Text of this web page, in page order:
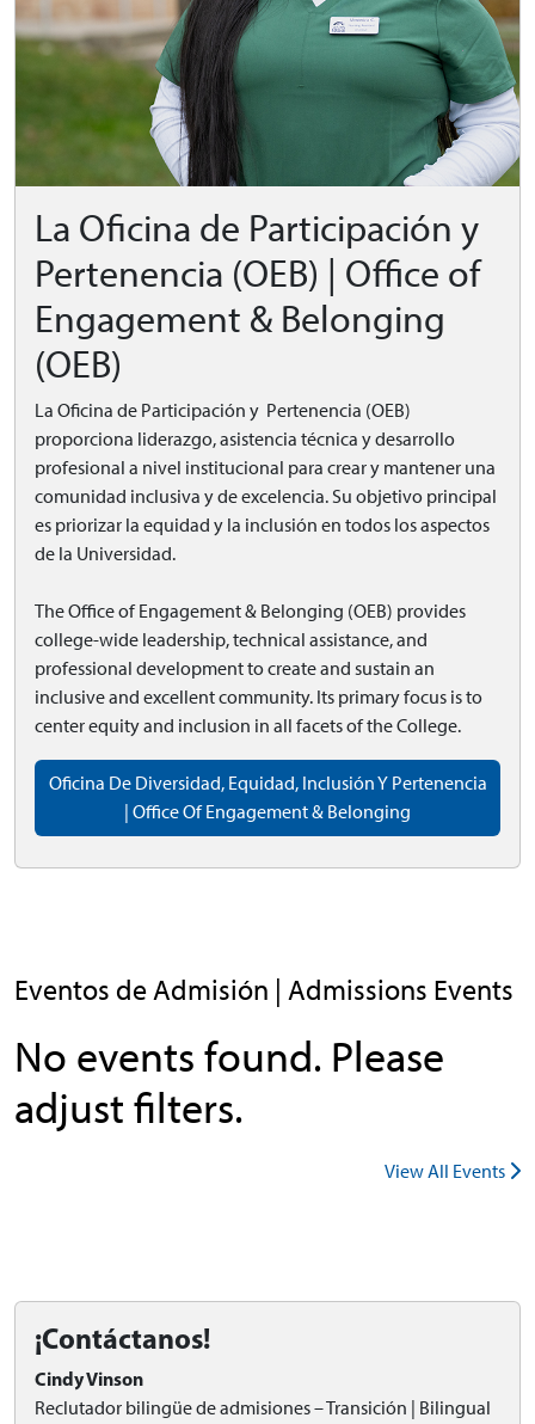
La Oficina de Participación y
Pertenencia (OEB) | Office of
Engagement & Belonging
(OEB)
La Oficina de Participación y Pertenencia (OEB)
proporciona liderazgo, asistencia técnica y desarrollo
profesional a nivel institucional para crear y mantener una
comunidad inclusiva y de excelencia. Su objetivo principal
es priorizar la equidad y la inclusión en todos los aspectos
de la Universidad.
The Office of Engagement & Belonging (OEB) provides
college-wide leadership, technical assistance, and
professional development to create and sustain an
inclusive and excellent community. Its primary focus is to
center equity and inclusion in all facets of the College.
Oficina De Diversidad, Equidad, Inclusión Y Pertenencia
| Office Of Engagement & Belonging
Eventos de Admisión | Admissions Events
No events found. Please
adjust filters.
View All Events
¡Contáctanos!
Cindy Vinson
Reclutador bilingüe de admisiones – Transición | Bilingual